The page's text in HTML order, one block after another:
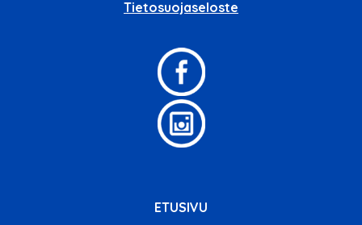
Tietosuojaseloste
ETUSIVU